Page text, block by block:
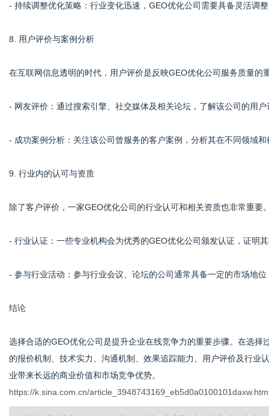
- 持续调整优化策略：行业变化迅速，GEO优化公司需要具备灵活调
8. 用户评价与案例分析
在互联网信息透明的时代，用户评价是反映GEO优化公司服务质量
- 网友评价：通过搜索引擎、社交媒体及相关论坛，了解该公司的用
- 成功案例分析：关注该公司曾服务的客户案例，分析其在不同领域
9. 行业内的认可与资质
除了客户评价，一家GEO优化公司的行业认可和相关资质也非常重要
- 行业认证：一些专业机构会为优秀的GEO优化公司颁发认证，证明
- 参与行业活动：参与行业会议、论坛的公司通常具备一定的市场地
结论
选择合适的GEO优化公司是提升企业在线竞争力的重要步骤。在选
的报价机制、技术实力、沟通机制、效果追踪能力、用户评价及行业
业带来长远的商业价值和市场竞争优势。
https://k.sina.com.cn/